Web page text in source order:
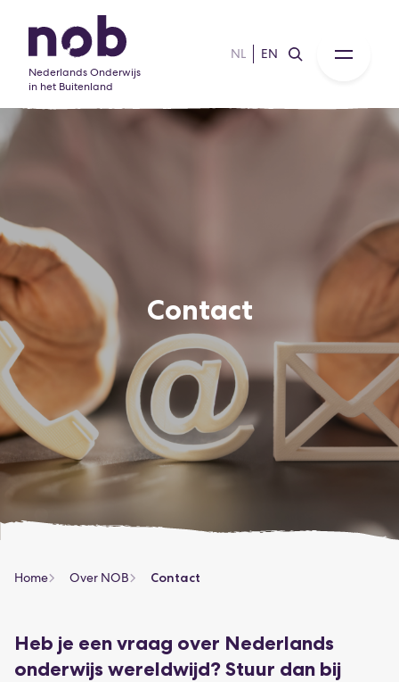
Nederlands Onderwijs
in het Buitenland
NL EN
Contact
Home Over NOB Contact
Heb je een vraag over Nederlands
onderwijs wereldwijd? Stuur dan bij